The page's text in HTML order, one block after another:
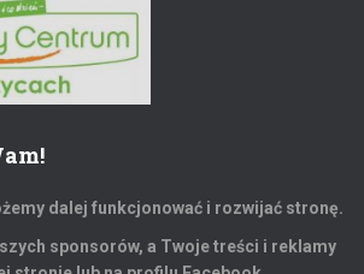
dalej funkcjonować i rozwijać stronę.
sponsorów, a Twoje treści i reklamy